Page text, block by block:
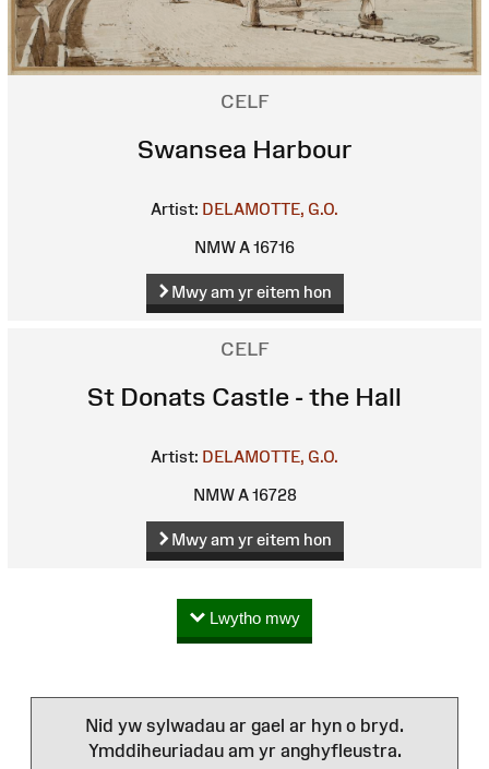
CELF
Swansea Harbour
Artist: DELAMOTTE, G.O.
NMW A 16716
Mwy am yr eitem hon
CELF
St Donats Castle - the Hall
Artist: DELAMOTTE, G.O.
NMW A 16728
Mwy am yr eitem hon
Lwytho mwy
Nid yw sylwadau ar gael ar hyn o bryd.
Ymddiheuriadau am yr anghyfleustra.